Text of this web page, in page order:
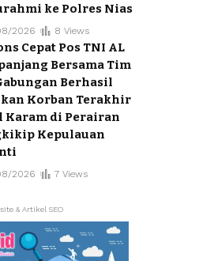
ke Polres Nias
2026 8 Views
Cepat Pos TNI AL
Bersama Tim
Berhasil
Korban Terakhir
Karam di Perairan
Kepulauan
2026 7 Views
& Artikel SEO